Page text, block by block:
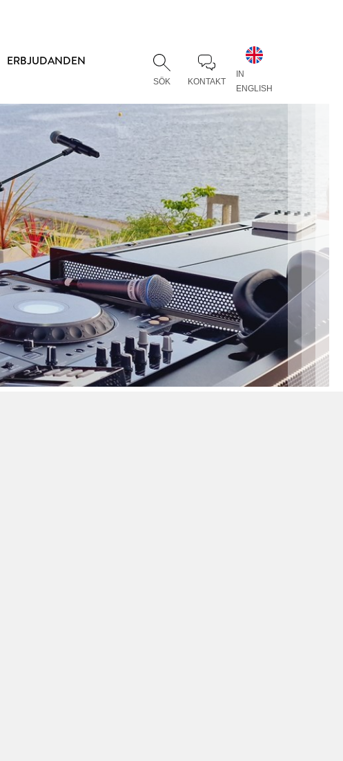
ERBJUDANDEN
SÖK KONTAKT
IN
ENGLISH